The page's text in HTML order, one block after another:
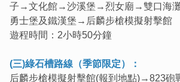
子→文化館→沙溪堡→烈女廟→雙口海
勇士堡及鐵漢堡→后麟步槍模擬射擊館
遊程時間：2小時50分鐘
(三)綠石槽路線（季節限定）：
后麟步槍模擬射擊館(報到地點)→823